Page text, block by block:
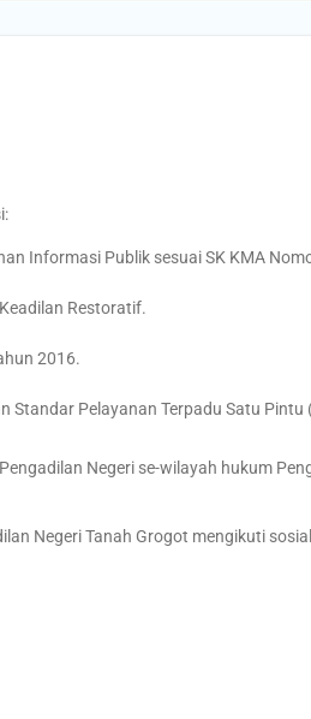
Informasi Publik sesuai SK KMA
Restoratif.
2016.
Pelayanan Terpadu Satu Pintu
Negeri se-wilayah hukum
Negeri Tanah Grogot mengikuti